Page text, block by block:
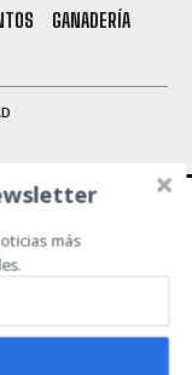
GANADERÍA
aglutinar
lugar.
más